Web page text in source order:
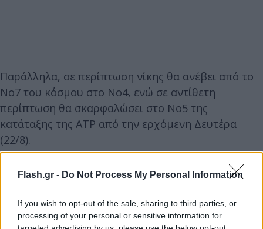
Flash.gr - Do Not Process My Personal Information
If you wish to opt-out of the sale, sharing to third parties, or
processing of your personal or sensitive information for
Παράλληλα, σε περίπτωση νίκης θα ανέβει από το
Νο7 του κόσμου στο Νο4, ενώ σε αντίθετη
περίπτωση θα σκαρφαλώσει στο Νο5 της
κατάταξης της ATP από την ερχόμενη Δευτέρα
(22/8).
Ο Τσιτσιπάς ξεκίνησε με σχετικά εύκολες νίκες την
Σβάρτσμαν χωρίς να χάσει σετ, ενώ χρειάστηκε
τρία σετ κόντρα στον 37χρονο Αμερικανό Τζον